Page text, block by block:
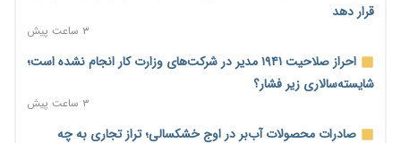
قرار دهد
۳ ساعت پیش
احراز صلاحیت ۱۹۴۱ مدیر در شرکت‌های وزارت کار انجام نشده است؛
شایسته‌سالاری زیر فشار؟
۳ ساعت پیش
صادرات محصولات آب‌بر در اوج خشکسالی؛ تراز تجاری به چه